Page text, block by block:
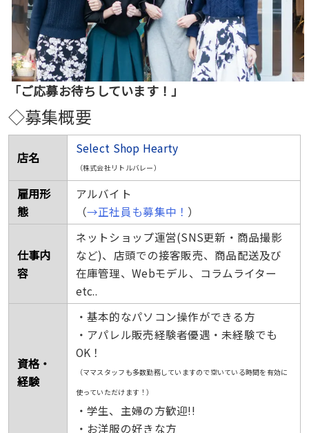
「ご応募お待ちしています！」
◇募集概要
店名
Select Shop Hearty
（株式会社リトルバレー）
雇用形
態
アルバイト
（→正社員も募集中！ ）
仕事内
容
ネットショップ運営(SNS更新・商品撮影
など)、店頭での接客販売、商品配送及び
在庫管理、Webモデル、コラムライター
etc..
資格・
経験
・基本的なパソコン操作ができる方
・アパレル販売経験者優遇・未経験でも
OK！
（ママスタッフも多数勤務していますので空いている時間を有効に
使っていただけます！）
・学生、主婦の方歓迎!!
・お洋服の好きな方